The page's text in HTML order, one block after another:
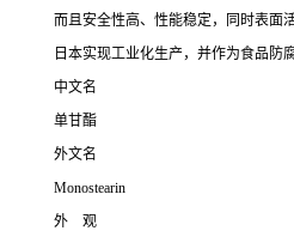
而且安全性高、性能稳定，同时表面
日本实现工业化生产，并作为食品防
中文名
单甘酯
外文名
Monostearin
外 观